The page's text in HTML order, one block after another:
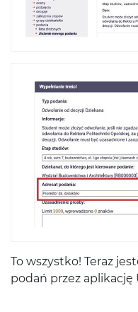
To wszystko! Teraz
podań przez aplikację